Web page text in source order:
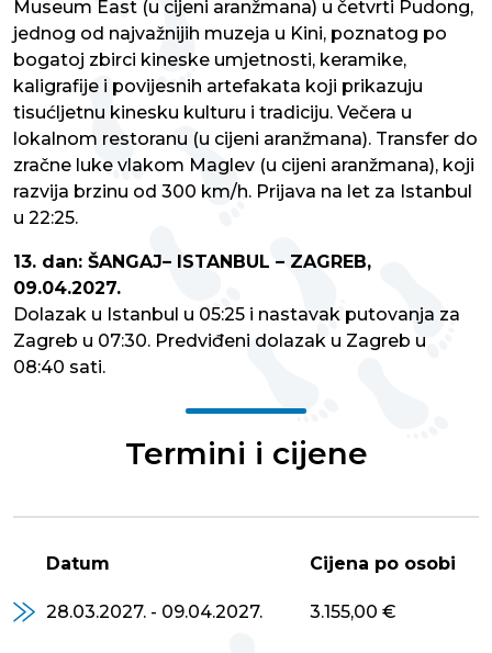
Museum East (u cijeni aranžmana) u četvrti Pudong,
jednog od najvažnijih muzeja u Kini, poznatog po
bogatoj zbirci kineske umjetnosti, keramike,
kaligrafije i povijesnih artefakata koji prikazuju
tisućljetnu kinesku kulturu i tradiciju. Večera u
lokalnom restoranu (u cijeni aranžmana). Transfer do
zračne luke vlakom Maglev (u cijeni aranžmana), koji
razvija brzinu od 300 km/h. Prijava na let za Istanbul
u 22:25.
13. dan: ŠANGAJ– ISTANBUL – ZAGREB,
09.04.2027.
Dolazak u Istanbul u 05:25 i nastavak putovanja za
Zagreb u 07:30. Predviđeni dolazak u Zagreb u
08:40 sati.
Termini i cijene
Datum Cijena po osobi
28.03.2027. - 09.04.2027. 3.155,00 €